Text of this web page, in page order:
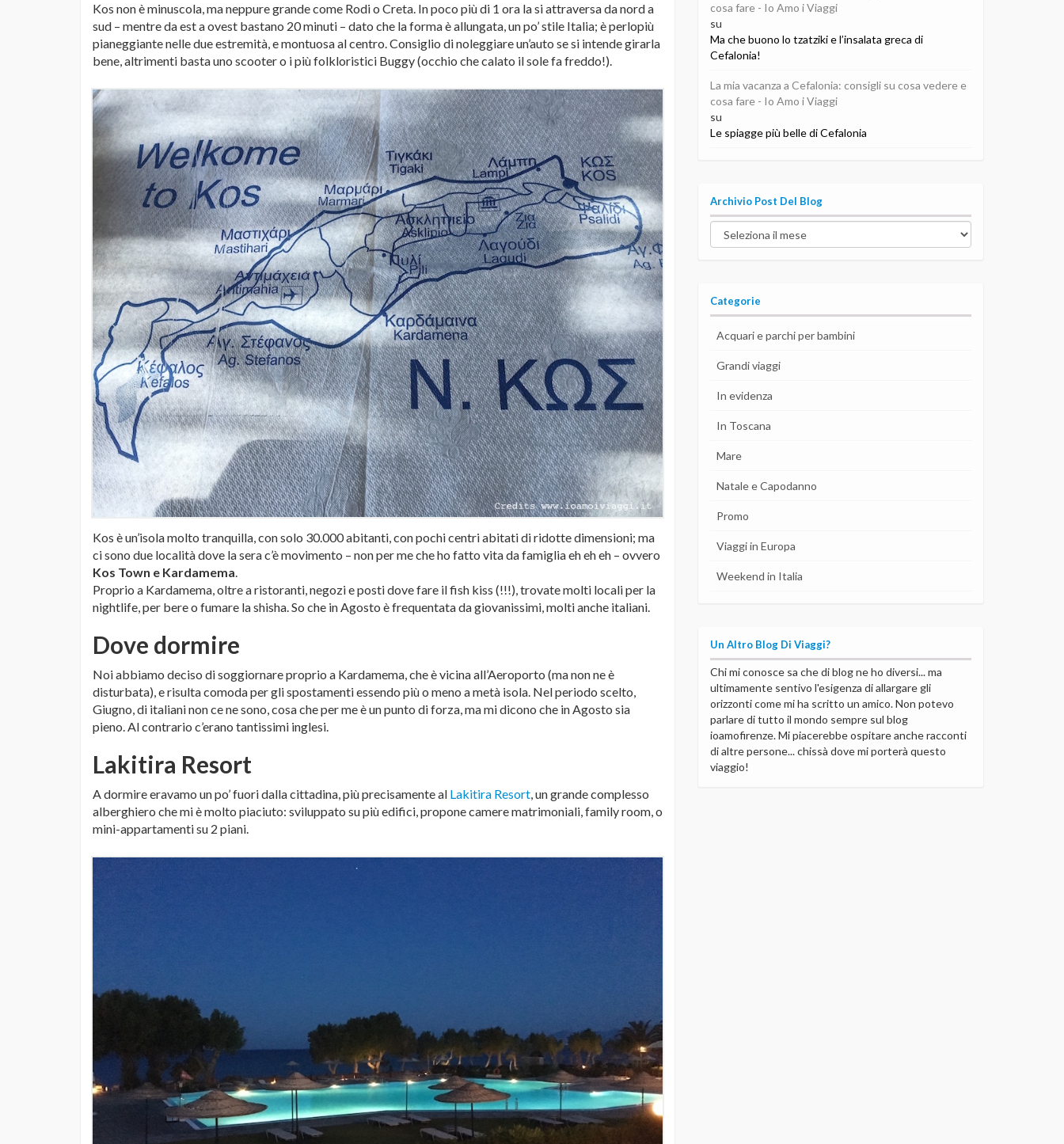
Kos non è minuscola, ma neppure grande come Rodi o Creta. In poco più di 1 ora la si attraversa da nord a
sud – mentre da est a ovest bastano 20 minuti – dato che la forma è allungata, un po’ stile Italia; è perlopiù
pianeggiante nelle due estremità, e montuosa al centro. Consiglio di noleggiare un’auto se si intende girarla
bene, altrimenti basta uno scooter o i più folkloristici Buggy (occhio che calato il sole fa freddo!).
Kos è un’isola molto tranquilla, con solo 30.000 abitanti, con pochi centri abitati di ridotte dimensioni; ma
ci sono due località dove la sera c’è movimento – non per me che ho fatto vita da famiglia eh eh eh – ovvero
Kos Town e Kardamema.
Proprio a Kardamema, oltre a ristoranti, negozi e posti dove fare il fish kiss (!!!), trovate molti locali per la
nightlife, per bere o fumare la shisha. So che in Agosto è frequentata da giovanissimi, molti anche italiani.
Dove dormire
Noi abbiamo deciso di soggiornare proprio a Kardamema, che è vicina all’Aeroporto (ma non ne è
disturbata), e risulta comoda per gli spostamenti essendo più o meno a metà isola. Nel periodo scelto,
Giugno, di italiani non ce ne sono, cosa che per me è un punto di forza, ma mi dicono che in Agosto sia
pieno. Al contrario c’erano tantissimi inglesi.
Lakitira Resort
A dormire eravamo un po’ fuori dalla cittadina, più precisamente al Lakitira Resort, un grande complesso
alberghiero che mi è molto piaciuto: sviluppato su più edifici, propone camere matrimoniali, family room, o
mini-appartamenti su 2 piani.
cosa fare - Io Amo i Viaggi
su
Ma che buono lo tzatziki e l’insalata greca di
Cefalonia!
La mia vacanza a Cefalonia: consigli su cosa vedere e
cosa fare - Io Amo i Viaggi
su
Le spiagge più belle di Cefalonia
Archivio Post Del Blog
Archivio
post
Categorie
Acquari e parchi per bambini
Grandi viaggi
In evidenza
In Toscana
Mare
Natale e Capodanno
Promo
Viaggi in Europa
Weekend in Italia
Un Altro Blog Di Viaggi?
Chi mi conosce sa che di blog ne ho diversi... ma
ultimamente sentivo l'esigenza di allargare gli
orizzonti come mi ha scritto un amico. Non potevo
parlare di tutto il mondo sempre sul blog
ioamofirenze. Mi piacerebbe ospitare anche racconti
di altre persone... chissà dove mi porterà questo
viaggio!